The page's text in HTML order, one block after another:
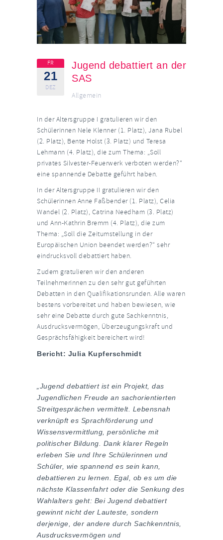
FR
21
DEZ
Jugend debattiert an der
SAS
Allgemein
In der Altersgruppe I gratulieren wir den
Schülerinnen Nele Klenner (1. Platz), Jana Rubel
(2. Platz), Bente Holst (3. Platz) und Teresa
Lehmann (4. Platz), die zum Thema: „Soll
privates Silvester-Feuerwerk verboten werden?“
eine spannende Debatte geführt haben.
In der Altersgruppe II gratulieren wir den
Schülerinnen Anne Faßbender (1. Platz), Celia
Wandel (2. Platz), Catrina Needham (3. Platz)
und Ann-Kathrin Bremm (4. Platz), die zum
Thema: „Soll die Zeitumstellung in der
Europäischen Union beendet werden?“ sehr
eindrucksvoll debattiert haben.
Zudem gratulieren wir den anderen
Teilnehmerinnen zu den sehr gut geführten
Debatten in den Qualifikationsrunden. Alle waren
bestens vorbereitet und haben bewiesen, wie
sehr eine Debatte durch gute Sachkenntnis,
Ausdrucksvermögen, Überzeugungskraft und
Gesprächsfähigkeit bereichert wird!
Bericht: Julia Kupferschmidt
„Jugend debattiert ist ein Projekt, das
Jugendlichen Freude an sachorientierten
Streitgesprächen vermittelt. Lebensnah
verknüpft es Sprachförderung und
Wissensvermittlung, persönliche mit
politischer Bildung. Dank klarer Regeln
erleben Sie und Ihre Schülerinnen und
Schüler, wie spannend es sein kann,
debattieren zu lernen. Egal, ob es um die
nächste Klassenfahrt oder die Senkung des
Wahlalters geht: Bei Jugend debattiert
gewinnt nicht der Lauteste, sondern
derjenige, der andere durch Sachkenntnis,
Ausdrucksvermögen und